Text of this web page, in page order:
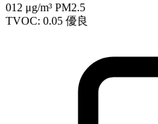
012 μg/m³ PM2.5
TVOC: 0.05 優良